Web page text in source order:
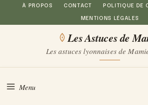
Aller
au
À PROPOS CONTACT POLITIQUE DE
MENTIONS LÉGALES
Les Astuces de
Les astuces lyonnaises de
Menu